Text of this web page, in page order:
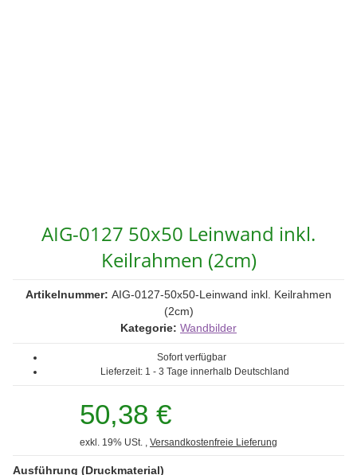
AIG-0127 50x50 Leinwand inkl.
Keilrahmen (2cm)
Artikelnummer: AIG-0127-50x50-Leinwand inkl. Keilrahmen
(2cm)
Kategorie: Wandbilder
Sofort verfügbar
Lieferzeit: 1 - 3 Tage innerhalb Deutschland
50,38 €
exkl. 19% USt. , Versandkostenfreie Lieferung
Ausführung (Druckmaterial)